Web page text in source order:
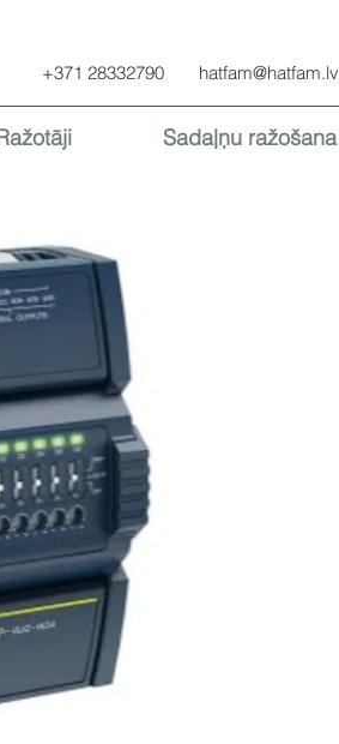
+371 28332790 hatfam@hatfam.lv
Sadaļņu ražošana